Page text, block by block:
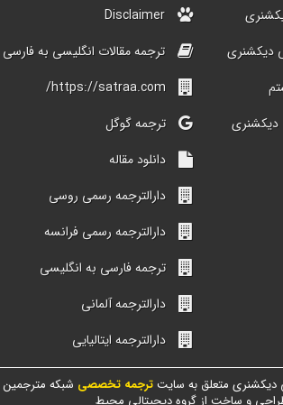
دیکشنری
دیکشنری
Disclaimer
ترجمه مقالات انگلیسی به فارسی
https://satraa.com/
ترجمه گوگل
دانلود مقاله
دارالترجمه رسمی روسی
دارالترجمه رسمی فرانسه
ترجمه فارسی به انگلیسی
دارالترجمه آلمانی
دارالترجمه ایتالیایی
دیکشنری متعلق به سایتترجمه تخصصی شبکه مترجمین
و ساخت از گروه دیجیتالی محیط